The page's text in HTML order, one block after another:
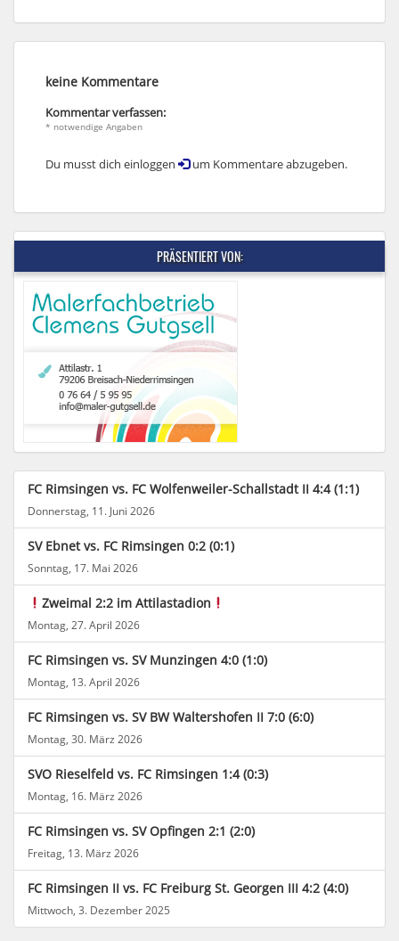
keine Kommentare
Kommentar verfassen:
* notwendige Angaben
Du musst dich einloggen um Kommentare abzugeben.
PRÄSENTIERT VON:
FC Rimsingen vs. FC Wolfenweiler-Schallstadt II 4:4 (1:1)
Donnerstag, 11. Juni 2026
SV Ebnet vs. FC Rimsingen 0:2 (0:1)
Sonntag, 17. Mai 2026
Zweimal 2:2 im Attilastadion
Montag, 27. April 2026
FC Rimsingen vs. SV Munzingen 4:0 (1:0)
Montag, 13. April 2026
FC Rimsingen vs. SV BW Waltershofen II 7:0 (6:0)
Montag, 30. März 2026
SVO Rieselfeld vs. FC Rimsingen 1:4 (0:3)
Montag, 16. März 2026
FC Rimsingen vs. SV Opfingen 2:1 (2:0)
Freitag, 13. März 2026
FC Rimsingen II vs. FC Freiburg St. Georgen III 4:2 (4:0)
Mittwoch, 3. Dezember 2025